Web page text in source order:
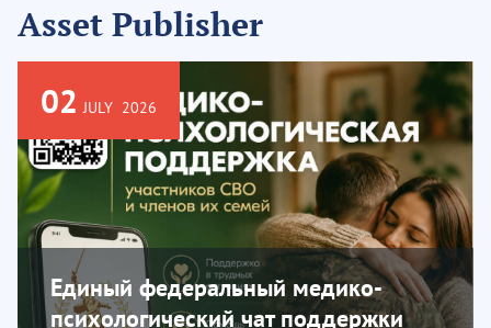
Asset Publisher
02 JULY 2026
Единый федеральный медико-
психологический чат поддержки